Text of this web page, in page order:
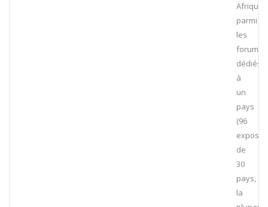
Afrique
parmi
les
forums
dédiés
à
un
pays
(96
de
30
pays,
la